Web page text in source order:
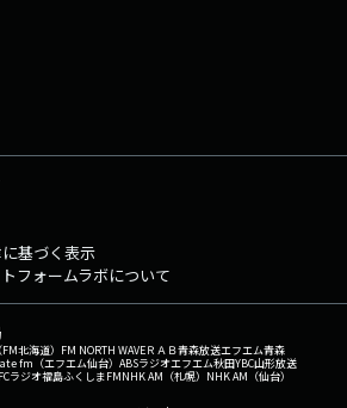
基づく表示
フォームラボについて
北海道） FM NORTH WAVEＲＡＢ青森放送エフエム青森
fm（エフエム仙台） ABSラジオエフエム秋田YBC山形放送
ラジオ福島ふくしまFMNHK AM（札幌） NHK AM（仙台）